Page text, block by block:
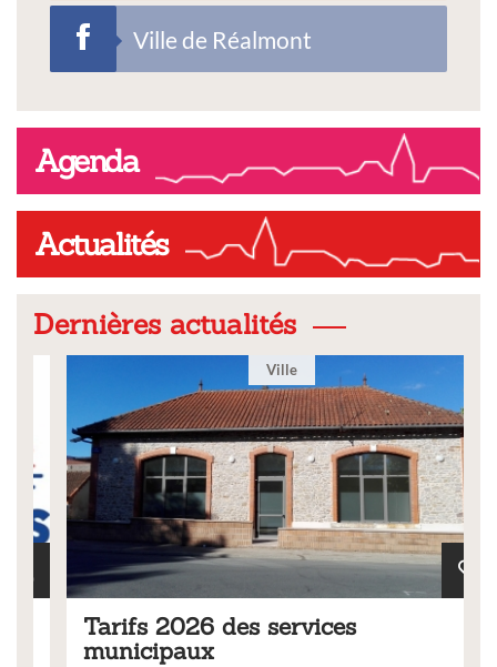
Ville de Réalmont
Agenda
Actualités
Dernières actualités
Tarifs 2026 des services
municipaux